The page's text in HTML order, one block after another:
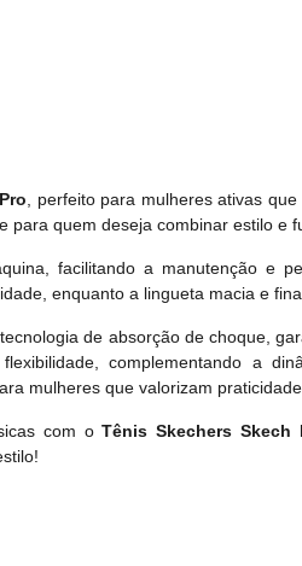
, perfeito para mulheres ativas
para quem deseja combinar estilo e
facilitando a manutenção e
enquanto a lingueta macia e
de absorção de choque,
complementando a
mulheres que valorizam
com oTênis Skechers Skech